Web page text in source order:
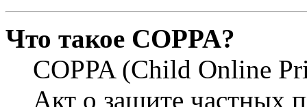
Что такое COPPA?
COPPA (Child Online
Акт о защите частных